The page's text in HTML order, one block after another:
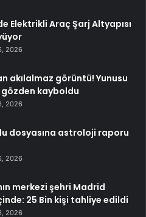
Elektrikli Araç Şarj Altyapısı
2026
akılalmaz görüntü! Yunusu
gözden kayboldu
2026
dosyasına astroloji raporu
2026
merkezi şehri Madrid
25 Bin kişi tahliye edildi
2026